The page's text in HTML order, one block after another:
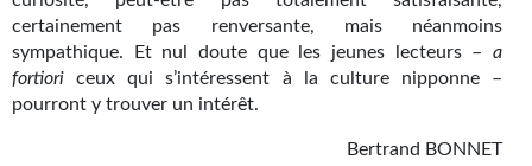
LE BLOG BIFROST
Tous les articles
certainement pas renversante, mais néanmoins
sympathique. Et nul doute que les jeunes lecteurs – a
fortiori ceux qui s’intéressent à la culture nipponne –
pourront y trouver un intérêt.
Bertrand BONNET